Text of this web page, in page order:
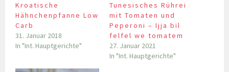
Kroatische
Hähnchenpfanne Low
Carb
31. Januar 2018
In "Int. Hauptgerichte"
Tunesisches Rührei
mit Tomaten und
Peperoni – Ijja bil
felfel we tomatem
27. Januar 2021
In "Int. Hauptgerichte"